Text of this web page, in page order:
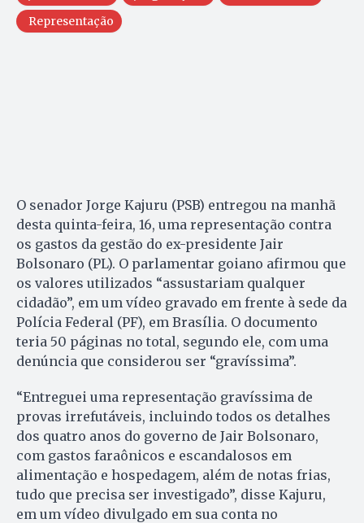
Representação
O senador Jorge Kajuru (PSB) entregou na manhã
desta quinta-feira, 16, uma representação contra
os gastos da gestão do ex-presidente Jair
Bolsonaro (PL). O parlamentar goiano afirmou que
os valores utilizados “assustariam qualquer
cidadão”, em um vídeo gravado em frente à sede da
Polícia Federal (PF), em Brasília. O documento
teria 50 páginas no total, segundo ele, com uma
denúncia que considerou ser “gravíssima”.
“Entreguei uma representação gravíssima de
provas irrefutáveis, incluindo todos os detalhes
dos quatro anos do governo de Jair Bolsonaro,
com gastos faraônicos e escandalosos em
alimentação e hospedagem, além de notas frias,
tudo que precisa ser investigado”, disse Kajuru,
em um vídeo divulgado em sua conta no